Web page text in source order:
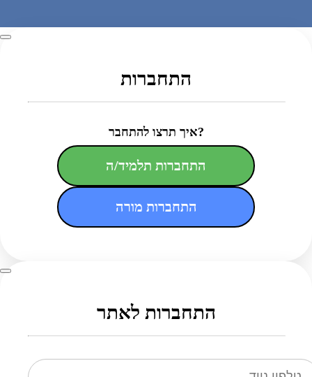
התחברות
איך תרצו להתחבר?
התחברות תלמיד/ה
התחברות מורה
התחברות לאתר